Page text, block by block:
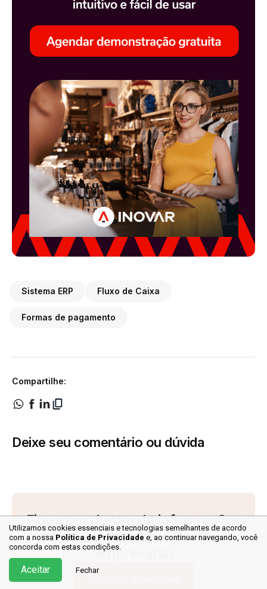
Sistema ERP Fluxo de Caixa
Formas de pagamento
Compartilhe:
Deixe seu comentário ou dúvida
Fique por dentro de informações
e novidades sobre gestão
empresarial
Utilizamos cookies essenciais e tecnologias semelhantes de acordo
com a nossa Política de Privacidade e, ao continuarnavegando, você
concorda com estas condições.
Aceitar Fechar